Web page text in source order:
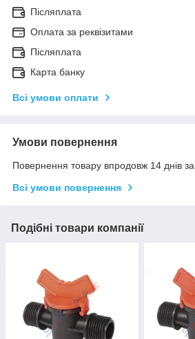
Післяплата
Оплата за реквізитами
Післяплата
Карта банку
Всі умови оплати
Умови повернення
Повернення товару впродовж 14 днів
Всі умови повернення
Подібні товари компанії